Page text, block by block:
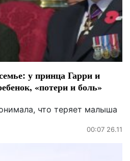
у принца Гарри и
«потери и боль»
что теряет малыша
00:07 26.11